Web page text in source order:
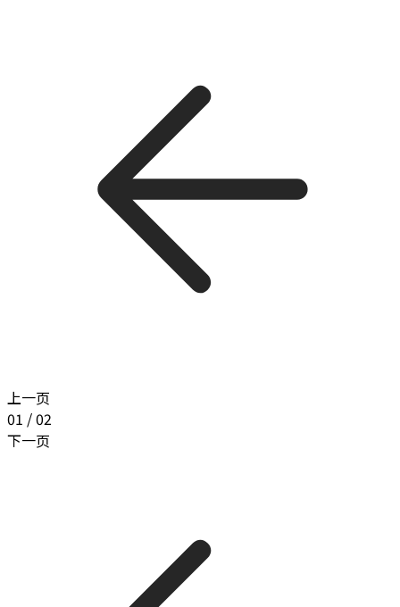
上一页
01 /02
下一页